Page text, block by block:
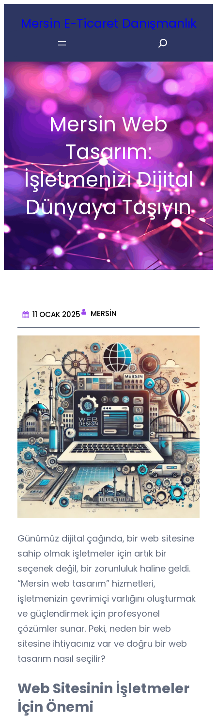
Mersin E-Ticaret Danışmanlık
Search
Mersin Web
Tasarım:
İşletmenizi Dijital
Dünyaya Taşıyın
11 OCAK 2025 MERSIN
Günümüz dijital çağında, bir web sitesine
sahip olmak işletmeler için artık bir
seçenek değil, bir zorunluluk haline geldi.
“Mersin web tasarım” hizmetleri,
işletmenizin çevrimiçi varlığını oluşturmak
ve güçlendirmek için profesyonel
çözümler sunar. Peki, neden bir web
sitesine ihtiyacınız var ve doğru bir web
tasarım nasıl seçilir?
Web Sitesinin İşletmeler
İçin Önemi